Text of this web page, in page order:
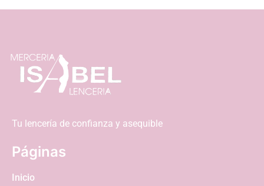
Tu lencería de confianza y asequible
Páginas
Inicio